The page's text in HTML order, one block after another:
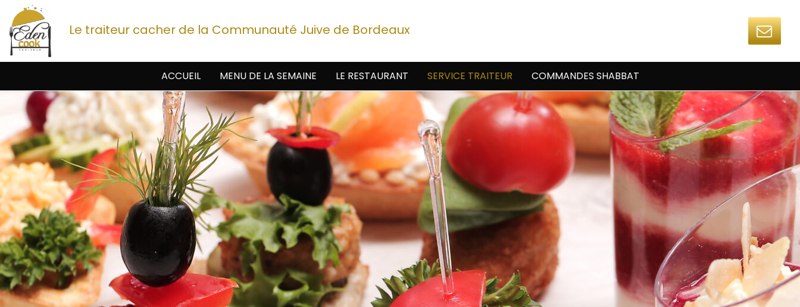
Le traiteur cacher de la Communauté Juive de Bordeaux
ACCUEIL MENU DE LA SEMAINE LE RESTAURANT SERVICE TRAITEUR COMMANDES SHABBAT